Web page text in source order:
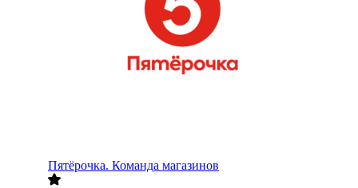
Пятёрочка. Команда магазинов